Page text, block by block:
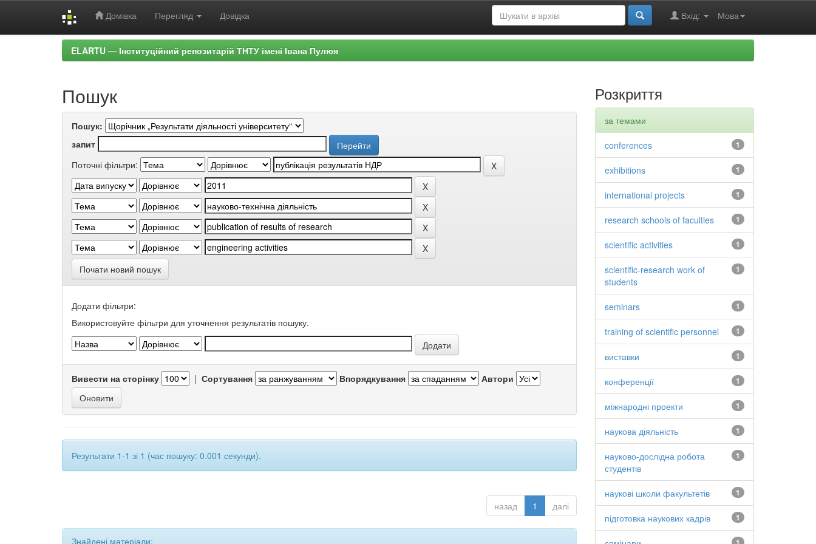
Домівка Перегляд Довідка Мова
Вхід:
ELARTU — Інституційний репозитарій ТНТУ імені Івана Пулюя
Пошук
Пошук:
запит
Поточні фільтри:
Почати новий пошук
Додати фільтри:
Використовуйте фільтри для уточнення результатів пошуку.
Вивести на сторінку | Сортування Впорядкування Автори
Результати 1-1 зі 1 (час пошуку: 0.001 секунди).
назад 1 далі
Знайдені матеріали:
Розкриття
за темами
1
conferences
1
exhibitions
1
international projects
1
research schools of faculties
1
scientific activities
1
scientific-research work of
students
1
seminars
1
training of scientific personnel
1
виставки
1
конференції
1
міжнародні проекти
1
наукова діяльність
1
науково-дослідна робота
студентів
1
наукові школи факультетів
1
підготовка наукових кадрів